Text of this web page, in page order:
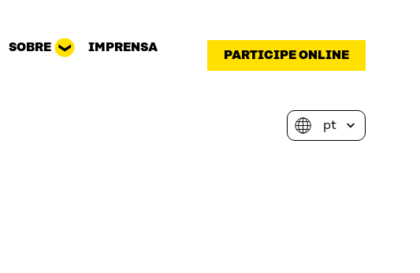
SOBRE IMPRENSA
PARTICIPE ONLINE